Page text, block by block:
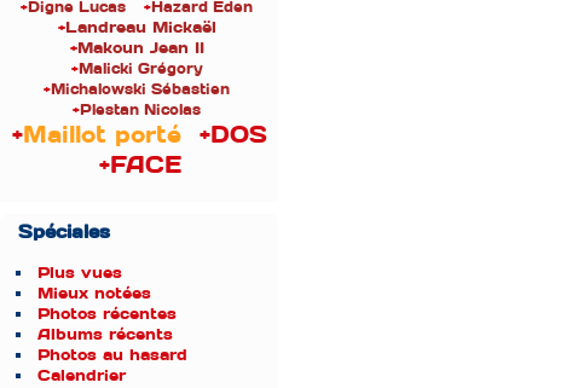
+Digne Lucas +Hazard Eden
+Landreau Mickaël
+Makoun Jean II
+Malicki Grégory
+Michalowski Sébastien
+Plestan Nicolas
+Maillot porté
+DOS
+FACE
Spéciales
Plus vues
Mieux notées
Photos récentes
Albums récents
Photos au hasard
Calendrier